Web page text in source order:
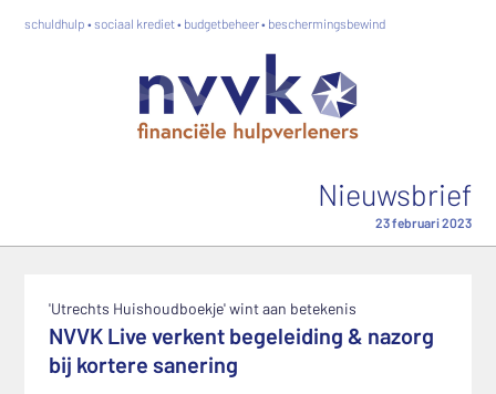
schuldhulp • sociaal krediet • budgetbeheer • beschermingsbewind
Nieuwsbrief
23 februari 2023
'Utrechts Huishoudboekje' wint aan betekenis
NVVK Live verkent begeleiding & nazorg
bij kortere sanering